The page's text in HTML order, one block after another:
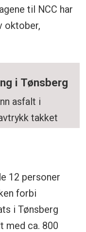
til NCC har
oktober,
i Tønsberg
asfalt i
takket
reduserer
som gjør det
å hente
12 personer
forbi
i Tønsberg
med ca. 800